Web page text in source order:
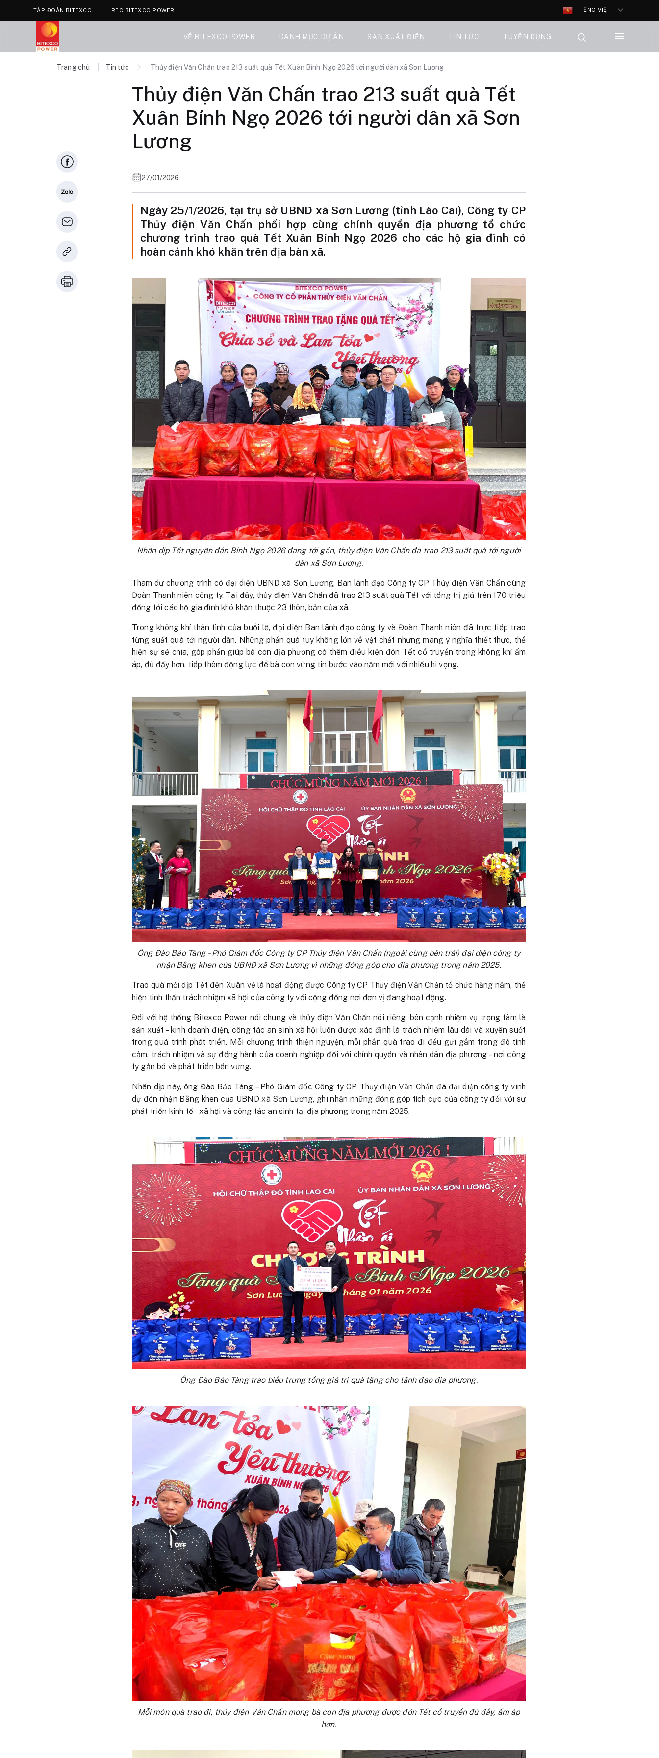
TẬP ĐOÀN BITEXCO I-REC BITEXCO POWER TIẾNG VIỆT
VỀ BITEXCO POWER DANH MỤC DỰ ÁN SẢN XUẤT ĐIỆN TIN TỨC TUYỂN DỤNG
Trang chủ Tin tức Thủy điện Văn Chấn trao 213 suất quà Tết Xuân Bính Ngọ 2026 tới người dân xã Sơn Lương
Thủy điện Văn Chấn trao 213 suất quà Tết
Xuân Bính Ngọ 2026 tới người dân xã Sơn
Lương
27/01/2026
Ngày 25/1/2026, tại trụ sở UBND xã Sơn Lương (tỉnh Lào Cai), Công ty CP
Thủy điện Văn Chấn phối hợp cùng chính quyền địa phương tổ chức
chương trình trao quà Tết Xuân Bính Ngọ 2026 cho các hộ gia đình có
hoàn cảnh khó khăn trên địa bàn xã.
Nhân dịp Tết nguyên đán Bính Ngọ 2026 đang tới gần, thủy điện Văn Chấn đã trao 213 suất quà tới người
dân xã Sơn Lương.
Tham dự chương trình có đại diện UBND xã Sơn Lương, Ban lãnh đạo Công ty CP Thủy điện Văn Chấn cùng
Đoàn Thanh niên công ty. Tại đây, thủy điện Văn Chấn đã trao 213 suất quà Tết với tổng trị giá trên 170 triệu
đồng tới các hộ gia đình khó khăn thuộc 23 thôn, bản của xã.
Trong không khí thân tình của buổi lễ, đại diện Ban lãnh đạo công ty và Đoàn Thanh niên đã trực tiếp trao
từng suất quà tới người dân. Những phần quà tuy không lớn về vật chất nhưng mang ý nghĩa thiết thực, thể
hiện sự sẻ chia, góp phần giúp bà con địa phương có thêm điều kiện đón Tết cổ truyền trong không khí ấm
áp, đủ đầy hơn, tiếp thêm động lực để bà con vững tin bước vào năm mới với nhiều hi vọng.
Ông Đào Bảo Tàng – Phó Giám đốc Công ty CP Thủy điện Văn Chấn (ngoài cùng bên trái) đại diện công ty
nhận Bằng khen của UBND xã Sơn Lương vì những đóng góp cho địa phương trong năm 2025.
Trao quà mỗi dịp Tết đến Xuân về là hoạt động được Công ty CP Thủy điện Văn Chấn tổ chức hằng năm, thể
hiện tinh thần trách nhiệm xã hội của công ty với cộng đồng nơi đơn vị đang hoạt động.
Đối với hệ thống Bitexco Power nói chung và thủy điện Văn Chấn nói riêng, bên cạnh nhiệm vụ trọng tâm là
sản xuất – kinh doanh điện, công tác an sinh xã hội luôn được xác định là trách nhiệm lâu dài và xuyên suốt
trong quá trình phát triển. Mỗi chương trình thiện nguyện, mỗi phần quà trao đi đều gửi gắm trong đó tình
cảm, trách nhiệm và sự đồng hành của doanh nghiệp đối với chính quyền và nhân dân địa phương – nơi công
ty gắn bó và phát triển bền vững.
Nhân dịp này, ông Đào Bảo Tàng – Phó Giám đốc Công ty CP Thủy điện Văn Chấn đã đại diện công ty vinh
dự đón nhận Bằng khen của UBND xã Sơn Lương, ghi nhận những đóng góp tích cực của công ty đối với sự
phát triển kinh tế – xã hội và công tác an sinh tại địa phương trong năm 2025.
Ông Đào Bảo Tàng trao biểu trưng tổng giá trị quà tặng cho lãnh đạo địa phương.
Mỗi món quà trao đi, thủy điện Văn Chấn mong bà con địa phương được đón Tết cổ truyền đủ đầy, ấm áp
hơn.